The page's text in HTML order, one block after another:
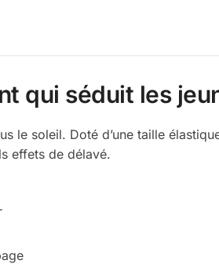
qui séduit les
le soleil. Doté d’une taille
effets de délavé.